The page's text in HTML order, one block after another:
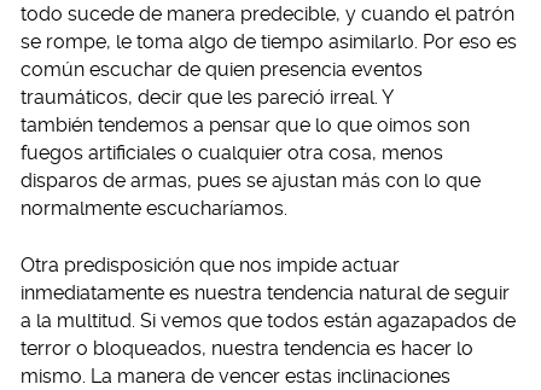
todo sucede de manera predecible, y cuando el patrón
se rompe, le toma algo de tiempo asimilarlo. Por eso es
común escuchar de quien presencia eventos
traumáticos, decir que les pareció irreal. Y
también tendemos a pensar que lo que oimos son
fuegos artificiales o cualquier otra cosa, menos
disparos de armas, pues se ajustan más con lo que
normalmente escucharíamos.
Otra predisposición que nos impide actuar
inmediatamente es nuestra tendencia natural de seguir
a la multitud. Si vemos que todos están agazapados de
terror o bloqueados, nuestra tendencia es hacer lo
mismo. La manera de vencer estas inclinaciones